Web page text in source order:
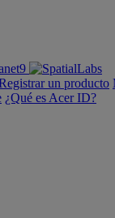
un producto
¿Qué es Acer ID?